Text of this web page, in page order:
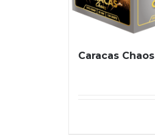
Caracas Chaos